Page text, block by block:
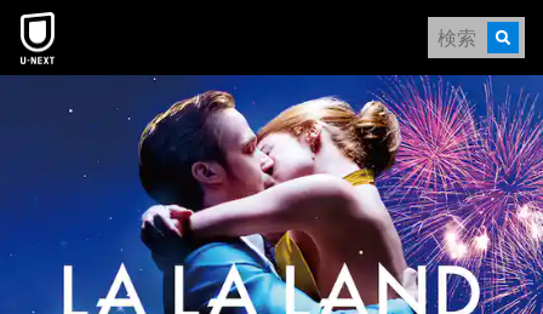
本文へスキップ